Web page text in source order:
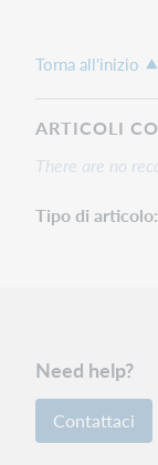
Torna all'inizio
ARTICOLI
There are no
Tipo di articolo
Need help?
Contattaci